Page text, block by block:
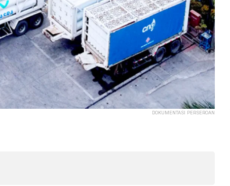
DOKUMENTASI PERSEROAN